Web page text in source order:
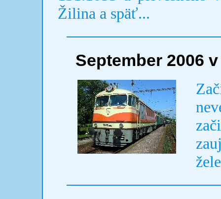
Žilina a späť...
September 2006